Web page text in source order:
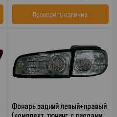
Проверить наличие
Фонарь задний левый+правый